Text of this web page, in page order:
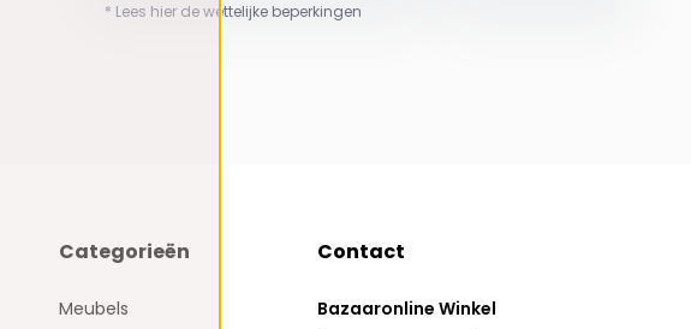
* Lees hier de wettelijke beperkingen
Categorieën
Meubels
Contact
Bazaaronline Winkel